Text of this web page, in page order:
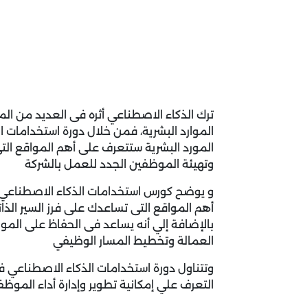
ترك الذكاء الاصطناعي أثره فى العديد من
الموارد البشرية، فمن خلال دورة
المورد البشرية ستتعرف على أهم المواقع
وتهيئة الموظفين الجدد للعمل بالشركة
و يوضح كورس استخدامات الذكاء الاصطناعي
أهم المواقع التى تساعدك على فرز السير
بالإضافة إلي أنه يساعد فى الحفاظ على
العمالة وتخطيط المسار الوظيفي
وتتناول دورة استخدامات الذكاء الاصطناعي
التعرف علي إمكانية تطوير وإدارة أداء